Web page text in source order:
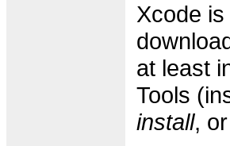
Xcode
at least
Tools
install,